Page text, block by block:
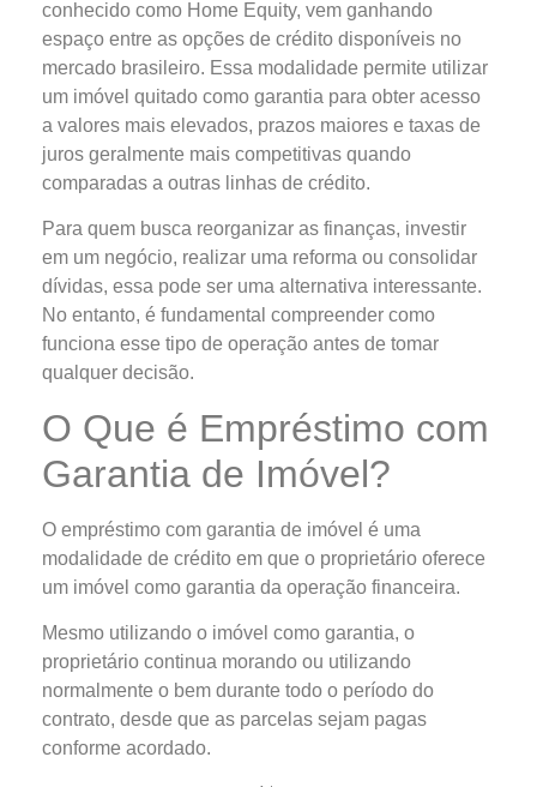
conhecido como Home Equity, vem ganhando
espaço entre as opções de crédito disponíveis no
mercado brasileiro. Essa modalidade permite utilizar
um imóvel quitado como garantia para obter acesso
a valores mais elevados, prazos maiores e taxas de
juros geralmente mais competitivas quando
comparadas a outras linhas de crédito.
Para quem busca reorganizar as finanças, investir
em um negócio, realizar uma reforma ou consolidar
dívidas, essa pode ser uma alternativa interessante.
No entanto, é fundamental compreender como
funciona esse tipo de operação antes de tomar
qualquer decisão.
O Que é Empréstimo com
Garantia de Imóvel?
O empréstimo com garantia de imóvel é uma
modalidade de crédito em que o proprietário oferece
um imóvel como garantia da operação financeira.
Mesmo utilizando o imóvel como garantia, o
proprietário continua morando ou utilizando
normalmente o bem durante todo o período do
contrato, desde que as parcelas sejam pagas
conforme acordado.